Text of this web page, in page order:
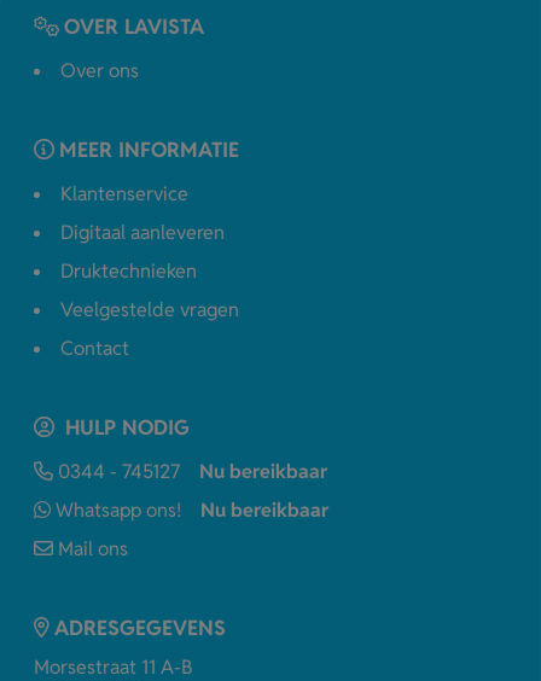
OVER LAVISTA
Over ons
MEER INFORMATIE
Klantenservice
Digitaal aanleveren
Druktechnieken
Veelgestelde vragen
Contact
HULP NODIG
0344 - 745127
Nu bereikbaar
Whatsapp ons!
Nu bereikbaar
Mail ons
ADRESGEGEVENS
Morsestraat 11 A-B